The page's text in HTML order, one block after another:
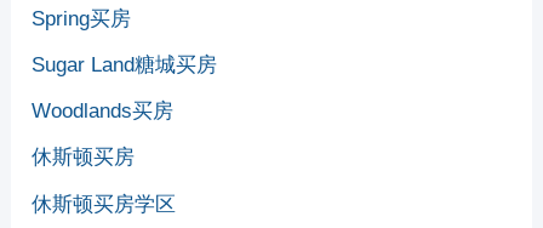
Spring买房
Sugar Land糖城买房
Woodlands买房
休斯顿买房
休斯顿买房学区